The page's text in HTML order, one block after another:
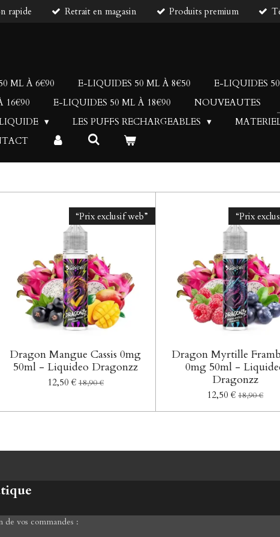
rapide Retrait en magasin Produits premium
ML À 6€90 E-LIQUIDES 50 ML À 8€50 E-LIQUIDES
16€90 E-LIQUIDES 50 ML À 18€90 NOUVEAUTES
LES PUFFS RECHARGEABLES
“Prix exclusif web”
Dragon Mangue Cassis 0mg
50ml - Liquideo Dragonzz
12,50 € 18,90 €
“Prix
Dragon Myrtille
0mg 50ml -
Dragonzz
12,50 € 18,90 €
de vos commandes :